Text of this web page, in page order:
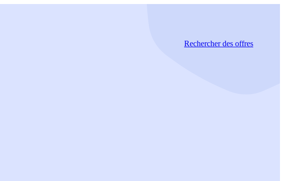
Rechercherdes offres